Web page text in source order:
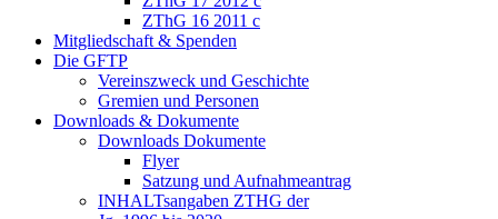
ZThG 16 2011 c
Mitgliedschaft & Spenden
Die GFTP
Vereinszweck und Geschichte
Gremien und Personen
Downloads & Dokumente
Downloads Dokumente
Flyer
Satzung und Aufnahmeantrag
INHALTsangaben ZTHG der